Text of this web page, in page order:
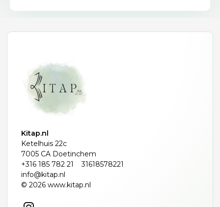
Kitap.nl
Ketelhuis 22c
7005 CA Doetinchem
+316 185 782 21
31618578221
info@kitap.nl
© 2026 www.kitap.nl